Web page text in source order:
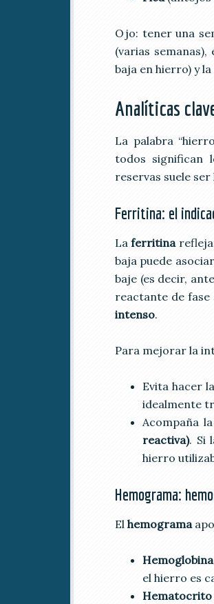
Ojo: tener una
(varias
baja en hierro) y
Analíticas
La palabra
todos significan
reservas suele ser
Ferritina: el
Laferritinarefleja
baja puede
baje (es decir,
reactante de fase
intenso.
Para mejorar la
Evita hacer
idealmente
Acompaña
reactiva). Si
hierro
Hemograma:
El hemograma
el hierro es
Hematocrito